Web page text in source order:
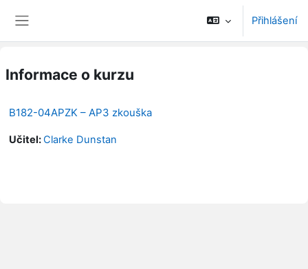
Přihlášení
Informace o kurzu
B182-04APZK – AP3 zkouška
Učitel:Clarke Dunstan